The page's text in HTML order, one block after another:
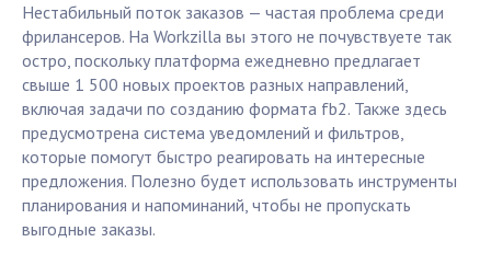
Нестабильный поток заказов — частая проблема среди
фрилансеров. На Workzilla вы этого не почувствуете так
остро, поскольку платформа ежедневно предлагает
свыше 1 500 новых проектов разных направлений,
включая задачи по созданию формата fb2. Также здесь
предусмотрена система уведомлений и фильтров,
которые помогут быстро реагировать на интересные
предложения. Полезно будет использовать инструменты
планирования и напоминаний, чтобы не пропускать
выгодные заказы.